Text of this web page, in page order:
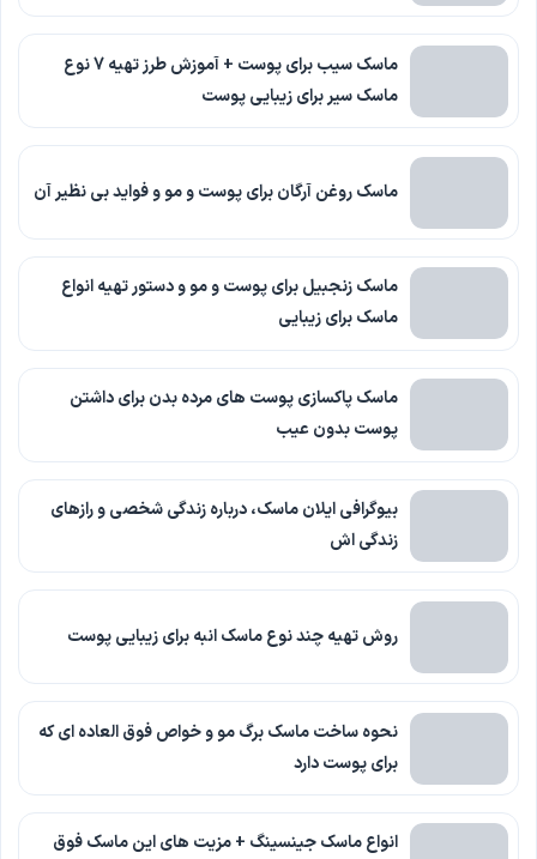
ماسک سیب برای پوست + آموزش طرز تهیه 7 نوع
ماسک سیر برای زیبایی پوست
ماسک روغن آرگان برای پوست و مو و فواید بی نظیر آن
ماسک زنجبیل برای پوست و‌ مو و دستور تهیه انواع
ماسک برای زیبایی
ماسک پاکسازی پوست های مرده بدن برای داشتن
پوست بدون عیب
بیوگرافی ایلان ماسک، درباره زندگی شخصی و رازهای
زندگی اش
روش تهیه چند نوع ماسک انبه برای زیبایی پوست
نحوه ساخت ماسک برگ مو و خواص فوق العاده ای که
برای پوست دارد
انواع ماسک جینسینگ + مزیت های این ماسک فوق